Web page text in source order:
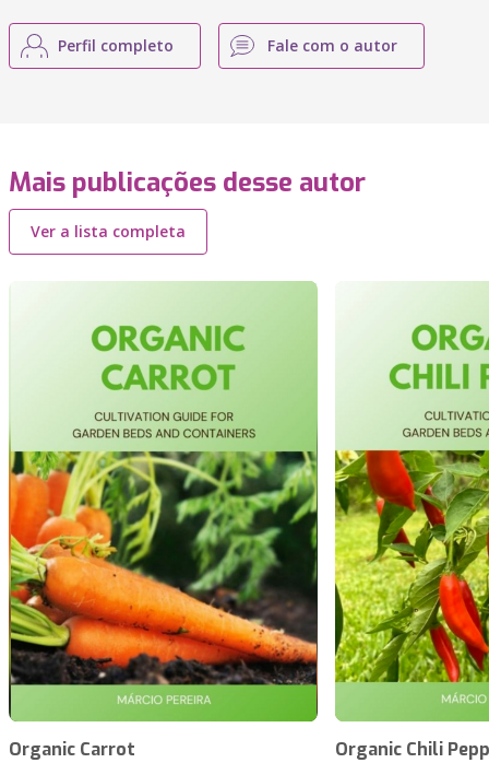
Perfil completo Fale com o autor
Mais publicações desse autor
Ver a lista completa
Organic Carrot Organic Chili